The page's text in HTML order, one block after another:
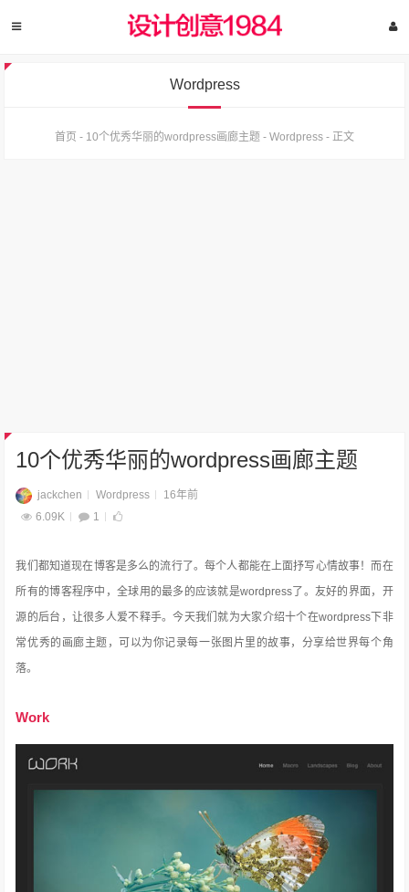
Wordpress
首页 - 10个优秀华丽的wordpress画廊主题 - Wordpress - 正文
10个优秀华丽的wordpress画廊主题
jackchen Wordpress
16年前
6.09K
1
我们都知道现在博客是多么的流行了。每个人都能在上面抒写心情故事！而在
所有的博客程序中，全球用的最多的应该就是wordpress了。友好的界面，开
源的后台，让很多人爱不释手。今天我们就为大家介绍十个在wordpress下非
常优秀的画廊主题，可以为你记录每一张图片里的故事，分享给世界每个角
落。
Work